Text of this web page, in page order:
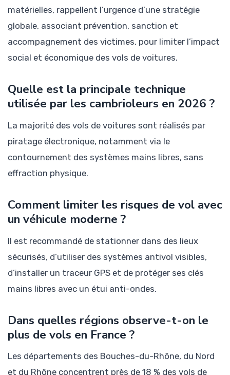
matérielles, rappellent l’urgence d’une stratégie
globale, associant prévention, sanction et
accompagnement des victimes, pour limiter l’impact
social et économique des vols de voitures.
Quelle est la principale technique
utilisée par les cambrioleurs en 2026 ?
La majorité des vols de voitures sont réalisés par
piratage électronique, notamment via le
contournement des systèmes mains libres, sans
effraction physique.
Comment limiter les risques de vol avec
un véhicule moderne ?
Il est recommandé de stationner dans des lieux
sécurisés, d’utiliser des systèmes antivol visibles,
d’installer un traceur GPS et de protéger ses clés
mains libres avec un étui anti-ondes.
Dans quelles régions observe-t-on le
plus de vols en France ?
Les départements des Bouches-du-Rhône, du Nord
et du Rhône concentrent près de 18 % des vols de